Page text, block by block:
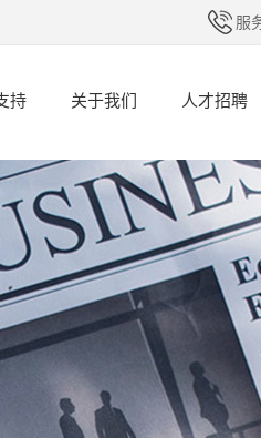
服
持 关于我们 人才招聘